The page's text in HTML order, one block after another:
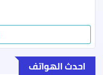
اوبو تكنو احدث الهواتف